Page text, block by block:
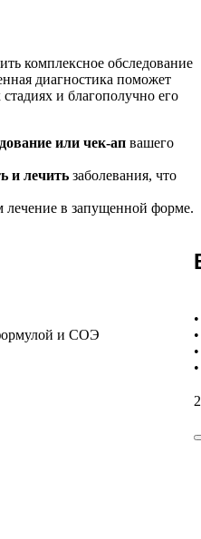
комплексное обследование
диагностика поможет
и благополучно его
или чек-ап вашего
и лечить заболевания, что
лечение в запущенной форме.
и СОЭ